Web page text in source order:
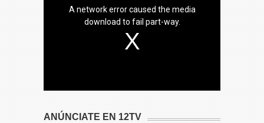
A network error caused the media
download to fail part-way.
ANÚNCIATE EN 12TV